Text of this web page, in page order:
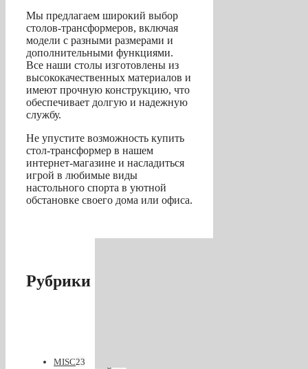
Мы предлагаем широкий выбор
столов-трансформеров, включая
модели с разными размерами и
дополнительными функциями.
Все наши столы изготовлены из
высококачественных материалов и
имеют прочную конструкцию, что
обеспечивает долгую и надежную
службу.
Не упустите возможность купить
стол-трансформер в нашем
интернет-магазине и насладиться
игрой в любимые виды
настольного спорта в уютной
обстановке своего дома или офиса.
Рубрики
MISC23